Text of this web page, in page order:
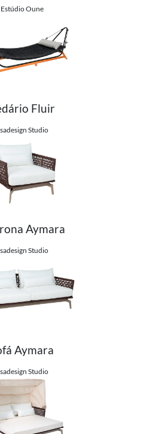
Estúdio Oune
do produto
Fluir
Studio
do produto
Aymara
Studio
do produto
Aymara
Studio